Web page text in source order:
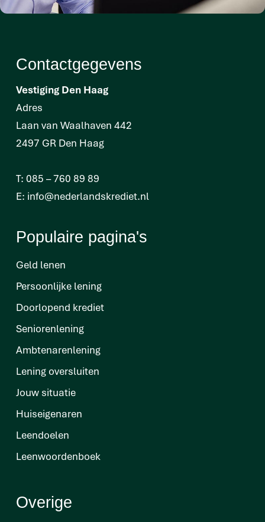
Contactgegevens
Vestiging Den Haag
Adres
Laan van Waalhaven 442
2497 GR Den Haag
T: 085 – 760 89 89
E: info@nederlandskrediet.nl
Populaire pagina's
Geld lenen
Persoonlijke lening
Doorlopend krediet
Seniorenlening
Ambtenarenlening
Lening oversluiten
Jouw situatie
Huiseigenaren
Leendoelen
Leenwoordenboek
Overige